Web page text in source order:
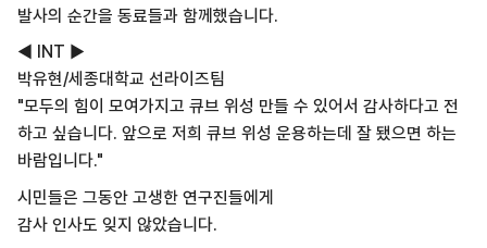
발사의 순간을 동료들과 함께했습니다.
◀ INT ▶
박유현/세종대학교 선라이즈팀
"모두의 힘이 모여가지고 큐브 위성 만들 수 있어서 감사하다고 전
하고 싶습니다. 앞으로 저희 큐브 위성 운용하는데 잘 됐으면 하는
바람입니다."
시민들은 그동안 고생한 연구진들에게
감사 인사도 잊지 않았습니다.